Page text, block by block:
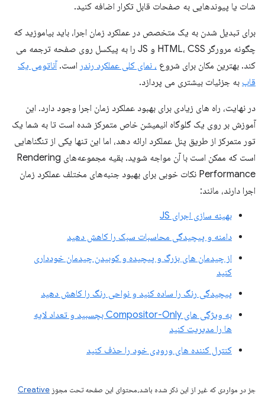
شات یا پیوندهایی به صفحات قابل تکرار اضافه کنید.
برای تبدیل شدن به یک متخصص در عملکرد زمان اجرا، باید بیاموزید که
چگونه مرورگر HTML، CSS و JS را به پیکسل روی صفحه ترجمه می
کند. بهترین مکان برای شروع ، نمای کلی عملکرد رندر است. آناتومی یک
قاب به جزئیات بیشتری می پردازد.
در نهایت، راه های زیادی برای بهبود عملکرد زمان اجرا وجود دارد. این
آموزش بر روی یک گلوگاه انیمیشن خاص متمرکز شده است تا به شما یک
تور متمرکز از طریق پنل عملکرد ارائه دهد، اما این تنها یکی از تنگناهایی
است که ممکن است با آن مواجه شوید. بقیه مجموعه‌های Rendering
Performance نکات خوبی برای بهبود جنبه‌های مختلف عملکرد زمان
اجرا دارند، مانند:
بهینه سازی اجرای JS
دامنه و پیچیدگی محاسبات سبک را کاهش دهید
از چیدمان های بزرگ و پیچیده و کوبیدن چیدمان خودداری
کنید
پیچیدگی رنگ را ساده کنید و نواحی رنگ را کاهش دهید
به ویژگی های Compositor-Only بچسبید و تعداد لایه
ها را مدیریت کنید
کنترل کننده های ورودی خود را حذف کنید
جز در مواردی که غیر از این ذکر شده باشد،‌محتوای این صفحه تحت مجوز Creative